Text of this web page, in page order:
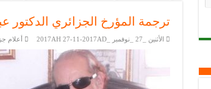
ترجمة المؤرخ الجزائري الدكتور
الأثنين _27 _نوفمبر _2017AH 27-11-2017AD أعلام